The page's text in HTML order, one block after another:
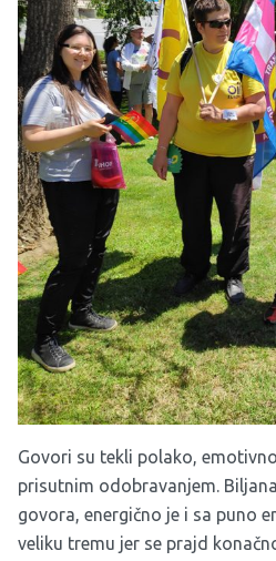
Govori su tekli polako,
prisutnim odobravanjem.
govora, energično je i sa puno
veliku tremu jer se prajd